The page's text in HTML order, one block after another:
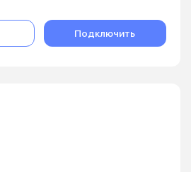
Подключить